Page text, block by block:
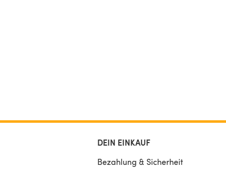
DEIN EINKAUF
Bezahlung & Sicherheit